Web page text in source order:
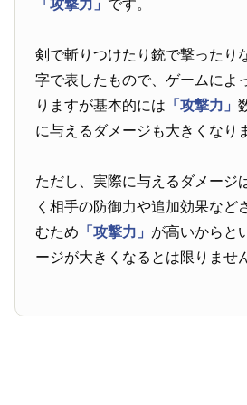
「攻撃力」 です。
剣で斬りつけたり銃で撃ったり
字で表したもので、ゲームによ
りますが基本的には 「攻撃力」
に与えるダメージも大きくなり
ただし、実際に与えるダメージ
く相手の防御力や追加効果など
むため 「攻撃力」 が高いからと
ージが大きくなるとは限りませ